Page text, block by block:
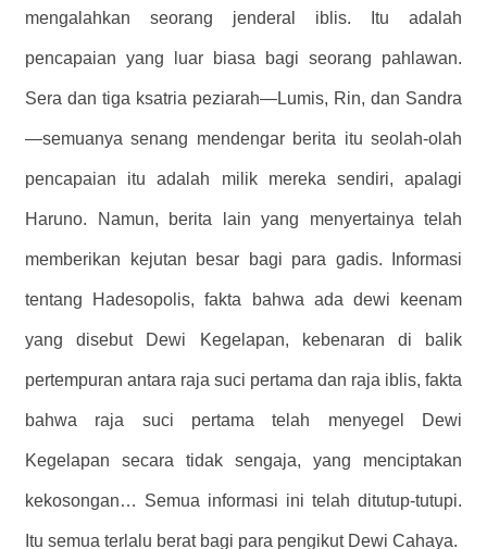
mengalahkan seorang jenderal iblis. Itu adalah
pencapaian yang luar biasa bagi seorang pahlawan.
Sera dan tiga ksatria peziarah—Lumis, Rin, dan Sandra
—semuanya senang mendengar berita itu seolah-olah
pencapaian itu adalah milik mereka sendiri, apalagi
Haruno. Namun, berita lain yang menyertainya telah
memberikan kejutan besar bagi para gadis. Informasi
tentang Hadesopolis, fakta bahwa ada dewi keenam
yang disebut Dewi Kegelapan, kebenaran di balik
pertempuran antara raja suci pertama dan raja iblis, fakta
bahwa raja suci pertama telah menyegel Dewi
Kegelapan secara tidak sengaja, yang menciptakan
kekosongan… Semua informasi ini telah ditutup-tutupi.
Itu semua terlalu berat bagi para pengikut Dewi Cahaya.